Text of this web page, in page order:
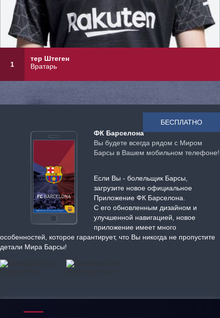
1
тер Штеген
Вратарь
ФК Барселона
Вы будете всегда рядом с Миром
Барсы в Вашем мобильном телефоне!
Если Вы - болельщик Барсы,
загрузите новое официальное
Приложение ФК Барселона.
С его обновленным дизайном и
улучшенной навигацией, новое
приложение имеет много
особенностей, которое гарантирует, что Вы никогда не пропустите
детали Мира Барсы!
БЕСПЛАТНО